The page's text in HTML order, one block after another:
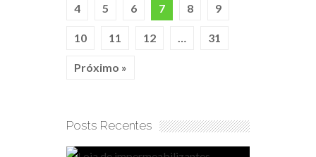
4 5 6 7 8 9
10 11 12 31
Próximo »
Posts Recentes